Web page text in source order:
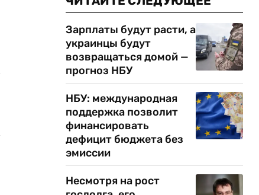
Зарплаты будут расти, а
украинцы будут
возвращаться домой —
прогноз НБУ
НБУ: международная
поддержка позволит
финансировать
дефицит бюджета без
эмиссии
Несмотря на рост